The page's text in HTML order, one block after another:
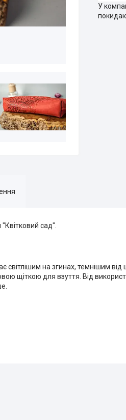
У
сад".
на згинах, темнішим
щіткою для взуття. Від